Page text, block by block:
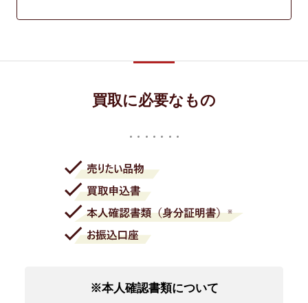
買取に必要なもの
※本人確認書類について